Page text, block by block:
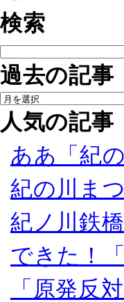
検索
過去の記事
人気の記事
ああ「紀
紀の川ま
紀ノ川鉄
できた！
「原発反